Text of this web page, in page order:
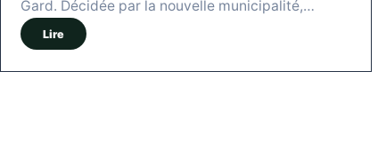
Gard. Décidée par la nouvelle municipalité,…
Lire